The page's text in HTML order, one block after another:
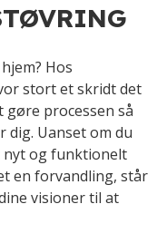
Hos
stort et skridt det
processen så
dig. Uanset om du
nyt og funktionelt
en forvandling, står
visioner til at